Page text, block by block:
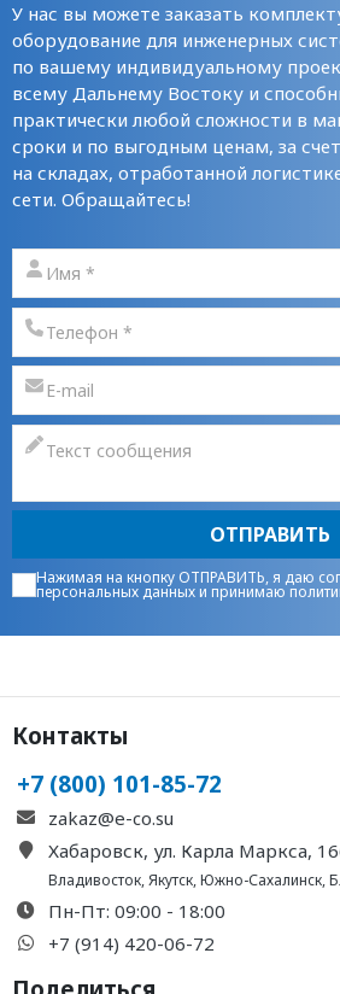
У нас вы можете заказать
оборудование для инженерных
по вашему индивидуальному
всему Дальнему Востоку и
практически любой сложности в
сроки и по выгодным ценам, за
на складах, отработанной
сети. Обращайтесь!
ОТПРАВИТЬ
Нажимая на кнопку ОТПРАВИТЬ, я даю
персональных данныхи принимаю
Контакты
+7 (800) 101-85-72
zakaz@e-co.su
Хабаровск, ул. Карла Маркса,
Владивосток,Якутск,Южно-Сахалинск,
Пн-Пт: 09:00 - 18:00
+7 (914) 420-06-72